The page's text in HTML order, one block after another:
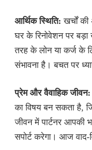
आर्थिक स्थिति: खर्चों की
घर के रिनोवेशन पर
तरह के लोन या कर्ज के
संभावना है। बचत पर
प्रेम और वैवाहिक जीवन:
का विषय बन सकता है,
जीवन में पार्टनर
सपोर्ट करेगा। आज वाद-